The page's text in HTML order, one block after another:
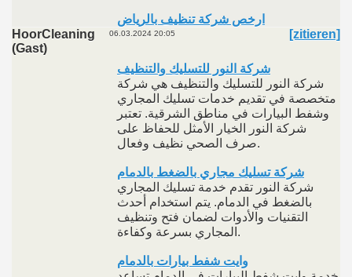
ارخص شركة تنظيف بالرياض
HoorCleaning
(Gast)
06.03.2024 20:05 [zitieren]
شركة النور للتسليك والتنظيف
شركة النور للتسليك والتنظيف هي شركة
متخصصة في تقديم خدمات تسليك المجاري
وشفط البيارات في مناطق الشرقية. تعتبر
شركة النور الخيار الأمثل للحفاظ على
صرف الصحي نظيف وفعال.
شركة تسليك مجاري بالضغط بالدمام
شركة النور تقدم خدمة تسليك المجاري
بالضغط في الدمام. يتم استخدام أحدث
التقنيات والأدوات لضمان فتح وتنظيف
المجاري بسرعة وكفاءة.
وايت شفط بيارات بالدمام